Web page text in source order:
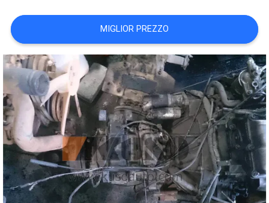
MAPPA
DEL
SITO
PRIVACY
POLICY
MIGLIOR PREZZO